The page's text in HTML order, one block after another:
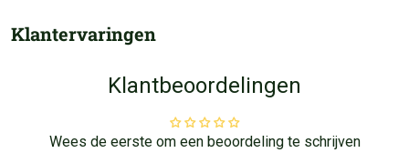
Klantervaringen
Klantbeoordelingen
Wees de eerste om een beoordeling te schrijven